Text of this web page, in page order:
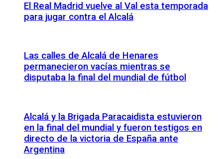
El Real Madrid vuelve al Val esta temporada
para jugar contra el Alcalá
Las calles de Alcalá de Henares
permanecieron vacías mientras se
disputaba la final del mundial de fútbol
Alcalá y la Brigada Paracaidista estuvieron
en la final del mundial y fueron testigos en
directo de la victoria de España ante
Argentina